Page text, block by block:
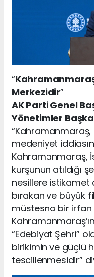
“
Merkezidir”
AK Parti Genel
Yönetimler
“Kahramanmaraş,
medeniyet
Kahramanmaraş,
kurşunun atıldığı
nesillere istikamet
bırakan ve büyük
müstesna bir irfan
“Edebiyat Şehri”
birikimin ve güçlü
tescillenmesidir”